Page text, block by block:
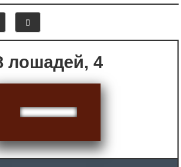
8 лошадей, 4